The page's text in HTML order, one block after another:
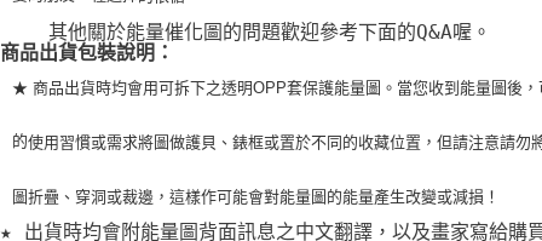
    其他關於能量催化圖的問題歡迎參考下面的Q&A喔。
商品出貨包裝說明：
★ 商品出貨時均會用可拆下之透明OPP套保護能量圖。當您收到能量圖後，
的使用習慣或需求將圖做護貝、錶框或置於不同的收藏位置，但請注意請勿
圖折疊、穿洞或裁邊，這樣作可能會對能量圖的能量產生改變或減損！
★ 出貨時均會附能量圖背面訊息之中文翻譯，以及畫家寫給購